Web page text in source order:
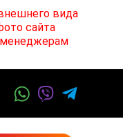
вида
сайта
менеджерам